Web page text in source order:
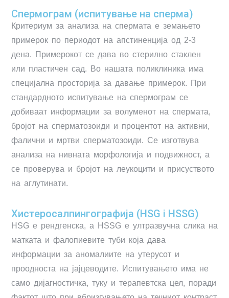
Спермограм (испитување на сперма)
Критериум за анализа на спермата е земањето
примерок по периодот на апстиненција од 2-3
дена. Примерокот се дава во стерилно стаклен
или пластичен сад. Во нашата поликлиника има
специјална просторија за давање примерок. При
стандардното испитување на спермограм се
добиваат информации за волуменот на спермата,
бројот на сперматозоиди и процентот на активни,
фалични и мртви сперматозоиди. Се изготвува
анализа на нивната морфологија и подвижност, а
се проверува и бројот на леукоцити и присуството
на аглутинати.
Хистеросалпингографија (HSG i HSSG)
HSG е рендгенска, а HSSG е ултразвучна слика на
матката и фалопиевите туби која дава
информации за аномалиите на утерусот и
проодноста на јајцеводите. Испитувањето има не
само дијагностичка, туку и терапевтска цел, поради